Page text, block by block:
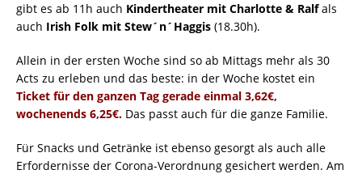
gibt es ab 11h auch Kindertheater mit Charlotte & Ralfals
auch Irish Folk mit Stew´n´Haggis (18.30h).
Allein in der ersten Woche sind so ab Mittags mehr als 30
Acts zu erleben und das beste: in der Woche kostet ein
Ticket für den ganzen Tag gerade einmal 3,62€,
wochenends 6,25€. Das passt auch für die ganze Familie.
Für Snacks und Getränke ist ebenso gesorgt als auch alle
Erfordernisse der Corona-Verordnung gesichert werden. Am